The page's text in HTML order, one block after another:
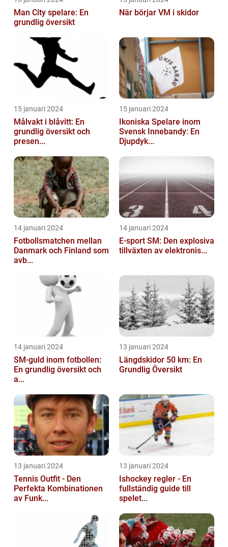
Man City spelare: En
grundlig översikt
När börjar VM i skidor
15 januari 2024
Målvakt i blåvitt: En
grundlig översikt och
presen...
15 januari 2024
Ikoniska Spelare inom
Svensk Innebandy: En
Djupdyk...
14 januari 2024
Fotbollsmatchen mellan
Danmark och Finland som
avb...
14 januari 2024
E-sport SM: Den explosiva
tillväxten av elektronis...
14 januari 2024
SM-guld inom fotbollen:
En grundlig översikt och
a...
13 januari 2024
Längdskidor 50 km: En
Grundlig Översikt
13 januari 2024
Tennis Outfit - Den
Perfekta Kombinationen
av Funk...
13 januari 2024
Ishockey regler - En
fullständig guide till
spelet...